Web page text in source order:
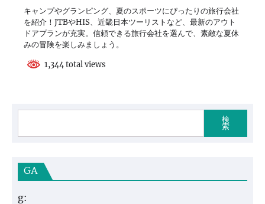
キャンプやグランピング、夏のスポーツにぴったりの旅行会社
を紹介！JTBやHIS、近畿日本ツーリストなど、最新のアウト
ドアプランが充実。信頼できる旅行会社を選んで、素敵な夏休
みの冒険を楽しみましょう。
1,344 total views
検
索
GA
g: